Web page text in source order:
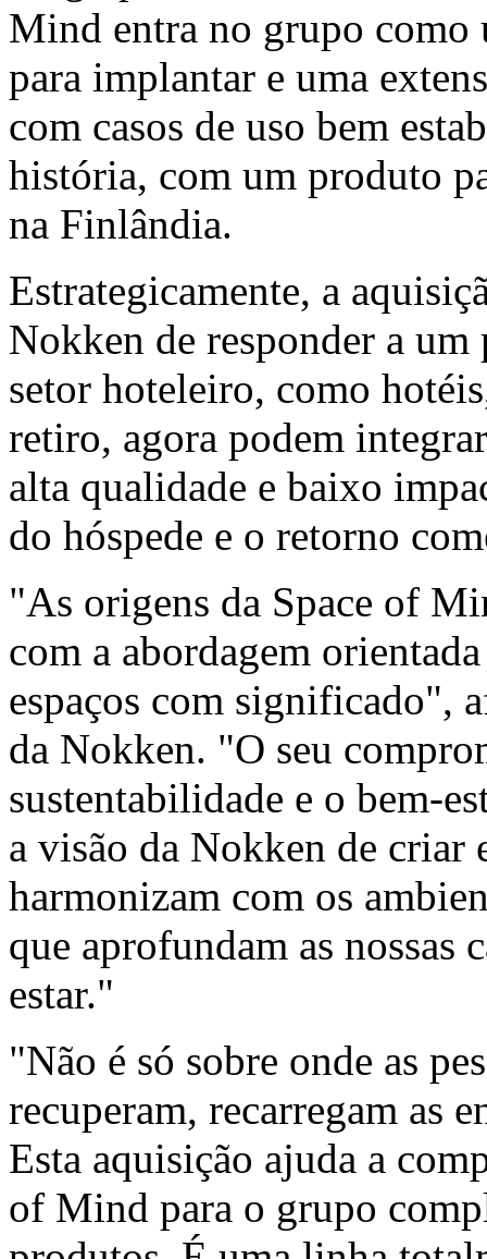
Mind entra no grupo como
para implantar e uma
com casos de uso bem
história, com um produto
na Finlândia.
Estrategicamente, a
Nokken de responder a
setor hoteleiro, como
retiro, agora podem
alta qualidade e baixo
do hóspede e o retorno
"As origens da Space of
com a abordagem
espaços com significado",
da Nokken. "O seu
sustentabilidade e o bem-
a visão da Nokken de criar
harmonizam com os
que aprofundam as nossas
estar."
"Não é só sobre onde as
recuperam, recarregam as
Esta aquisição ajuda a
of Mind para o grupo